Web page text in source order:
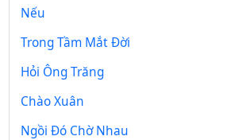
Nếu
Trong Tầm Mắt Đời
Hỏi Ông Trăng
Chào Xuân
Ngồi Đó Chờ Nhau